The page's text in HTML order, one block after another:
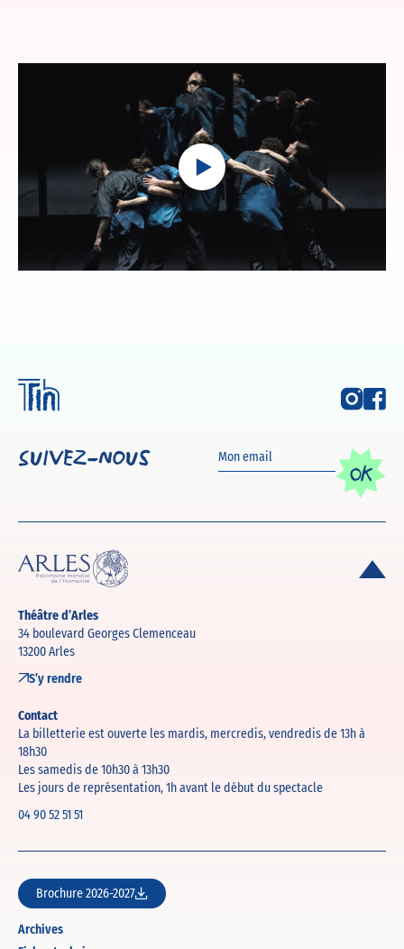
Play
Suivez-nous
OK
Théâtre d’Arles
34 boulevard Georges Clemenceau
13200 Arles
S’y rendre
Contact
La billetterie est ouverte les mardis, mercredis, vendredis de 13h à
18h30
Les samedis de 10h30 à 13h30
Les jours de représentation, 1h avant le début du spectacle
04 90 52 51 51
Brochure 2026-2027
Archives